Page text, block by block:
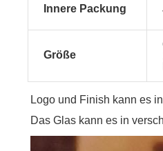
Innere Packung
Größe
Logo und Finish kann es
Das Glas kann es in